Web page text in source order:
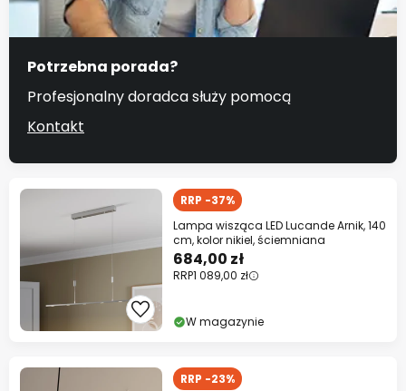
Potrzebna porada?
Profesjonalny doradca służy pomocą
Kontakt
RRP -37%
Lampa wisząca LED Lucande Arnik, 140
cm, kolor nikiel, ściemniana
684,00 zł
RRP1 089,00 zł
W magazynie
RRP -23%